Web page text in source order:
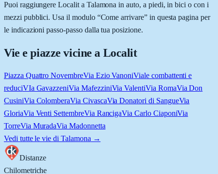
Puoi raggiungere Localit a Talamona in auto, a piedi, in bici o con i
mezzi pubblici. Usa il modulo “Come arrivare” in questa pagina per
le indicazioni passo-passo dalla tua posizione.
Vie e piazze vicine a Localit
Piazza Quattro NovembreVia Ezio VanoniViale combattenti e
reduciVIa GavazzeniVia MafezziniVia ValentiVia RomaVia Don
CusiniVia ColomberaVia CivascaVia Donatori di SangueVia
GloriaVia Venti SettembreVia RancigaVia Carlo CiaponiVia
TorreVia MuradaVia Madonnetta
Vedi tutte le vie di Talamona →
Distanze
Chilometriche